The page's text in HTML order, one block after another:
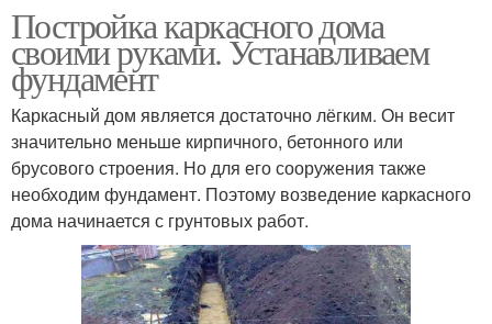
Постройка каркасного дома
своими руками. Устанавливаем
фундамент
Каркасный дом является достаточно лёгким. Он весит
значительно меньше кирпичного, бетонного или
брусового строения. Но для его сооружения также
необходим фундамент. Поэтому возведение каркасного
дома начинается с грунтовых работ.